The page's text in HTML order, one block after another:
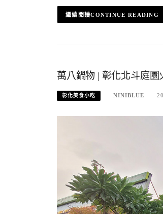
CONTINUE READING
萬八鍋物 | 彰化北斗庭
彰化美食小吃 NINIBLUE